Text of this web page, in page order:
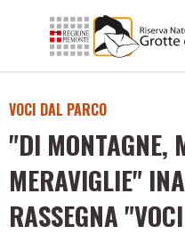
VOCI DAL PARCO
"DI MONTAGNE,
MERAVIGLIE"
RASSEGNA